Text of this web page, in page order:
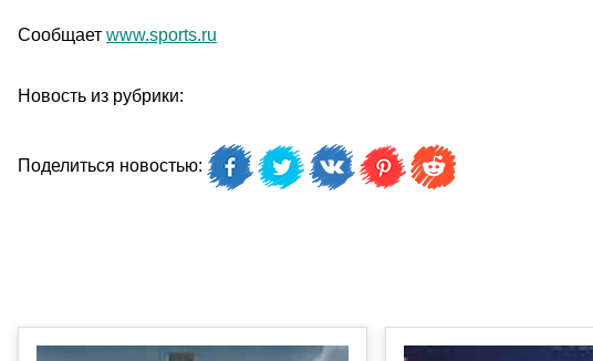
Сообщает www.sports.ru
Новость из рубрики:
Поделиться новостью: